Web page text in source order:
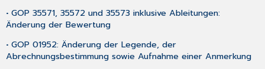
• GOP 35571, 35572 und 35573 inklusive Ableitungen:
Änderung der Bewertung
• GOP 01952: Änderung der Legende, der
Abrechnungsbestimmung sowie Aufnahme einer Anmerkung